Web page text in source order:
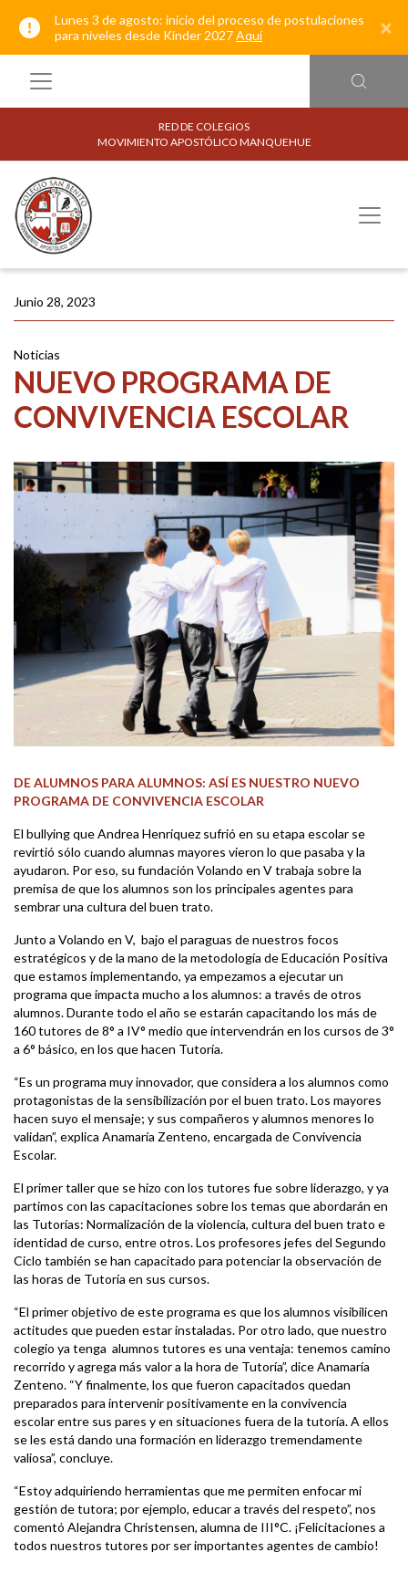
Lunes 3 de agosto: inicio del proceso de postulaciones
para niveles desde Kínder 2027Aquí ×
RED DE COLEGIOS
MOVIMIENTO APOSTÓLICO MANQUEHUE
Junio 28, 2023
Noticias
NUEVO PROGRAMA DE
CONVIVENCIA ESCOLAR
DE ALUMNOS PARA ALUMNOS: ASÍ ES NUESTRO NUEVO
PROGRAMA DE CONVIVENCIA ESCOLAR
El bullying que Andrea Henríquez sufrió en su etapa escolar se
revirtió sólo cuando alumnas mayores vieron lo que pasaba y la
ayudaron. Por eso, su fundación Volando en V trabaja sobre la
premisa de que los alumnos son los principales agentes para
sembrar una cultura del buen trato.
Junto a Volando en V, bajo el paraguas de nuestros focos
estratégicos y de la mano de la metodología de Educación Positiva
que estamos implementando, ya empezamos a ejecutar un
programa que impacta mucho a los alumnos: a través de otros
alumnos. Durante todo el año se estarán capacitando los más de
160 tutores de 8° a IV° medio que intervendrán en los cursos de 3°
a 6° básico, en los que hacen Tutoría.
“Es un programa muy innovador, que considera a los alumnos como
protagonistas de la sensibilización por el buen trato. Los mayores
hacen suyo el mensaje; y sus compañeros y alumnos menores lo
validan”, explica Anamaría Zenteno, encargada de Convivencia
Escolar.
El primer taller que se hizo con los tutores fue sobre liderazgo, y ya
partimos con las capacitaciones sobre los temas que abordarán en
las Tutorías: Normalización de la violencia, cultura del buen trato e
identidad de curso, entre otros. Los profesores jefes del Segundo
Ciclo también se han capacitado para potenciar la observación de
las horas de Tutoría en sus cursos.
“El primer objetivo de este programa es que los alumnos visibilicen
actitudes que pueden estar instaladas. Por otro lado, que nuestro
colegio ya tenga alumnos tutores es una ventaja: tenemos camino
recorrido y agrega más valor a la hora de Tutoría”, dice Anamaría
Zenteno. “Y finalmente, los que fueron capacitados quedan
preparados para intervenir positivamente en la convivencia
escolar entre sus pares y en situaciones fuera de la tutoría. A ellos
se les está dando una formación en liderazgo tremendamente
valiosa”, concluye.
“Estoy adquiriendo herramientas que me permiten enfocar mi
gestión de tutora; por ejemplo, educar a través del respeto”, nos
comentó Alejandra Christensen, alumna de III°C. ¡Felicitaciones a
todos nuestros tutores por ser importantes agentes de cambio!